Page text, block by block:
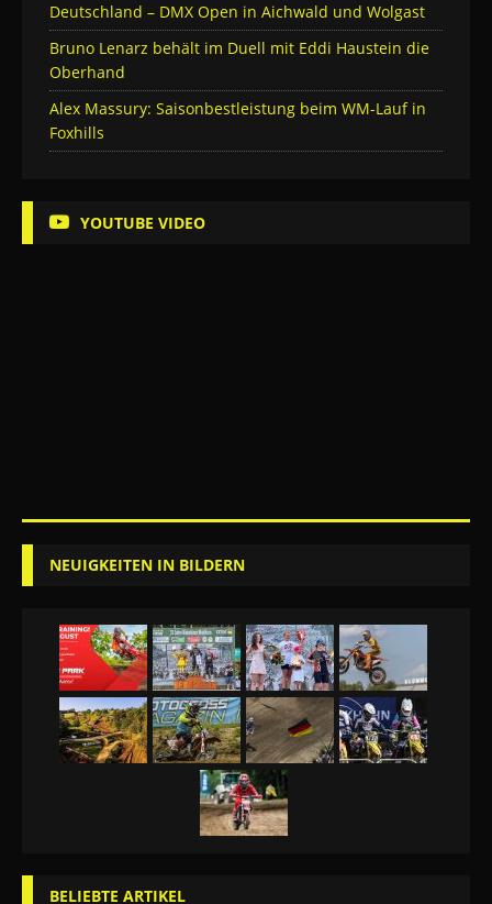
Deutschland – DMX Open in Aichwald und Wolgast
Bruno Lenarz behält im Duell mit Eddi Haustein die
Oberhand
Alex Massury: Saisonbestleistung beim WM-Lauf in
Foxhills
YOUTUBE VIDEO
NEUIGKEITEN IN BILDERN
BELIEBTE ARTIKEL